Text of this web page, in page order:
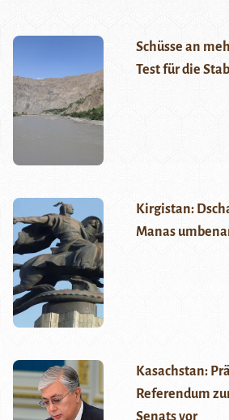
Schüsse an
Test für die
Kirgistan:
Manas
Kasachstan:
Referendum
Senats vor